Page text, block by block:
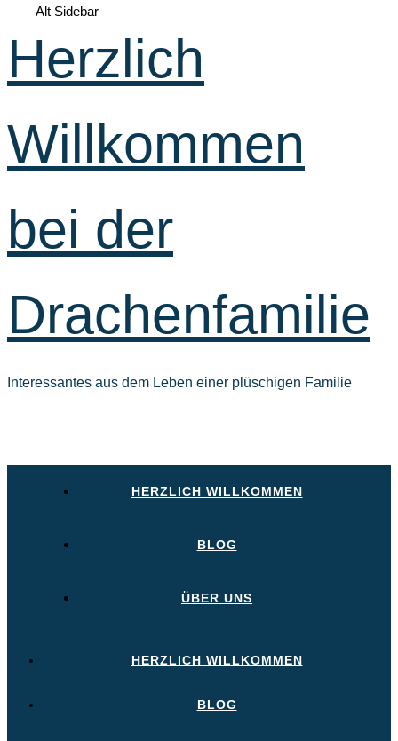
Herzlich
Willkommen
bei der
Drachenfamilie
Interessantes aus dem Leben einer plüschigen Familie
Alt Sidebar
HERZLICH WILLKOMMEN
BLOG
ÜBER UNS
HERZLICH WILLKOMMEN
BLOG